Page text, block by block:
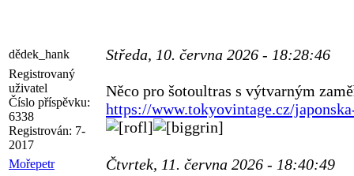
dědek_hank Středa, 10. června 2026 - 18:28:46
Registrovaný
uživatel
Číslo příspěvku:
6338
Registrován: 7-
2017
Něco pro šotoultras s výtvarným
https://www.tokyovintage.cz/
Mořepetr Čtvrtek, 11. června 2026 - 18:40:49